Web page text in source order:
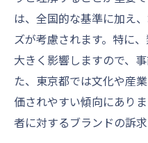
は、全国的な基準に加え
ズが考慮されます。特に
大きく影響しますので、
た、東京都では文化や産
価されやすい傾向にあり
者に対するブランドの訴求